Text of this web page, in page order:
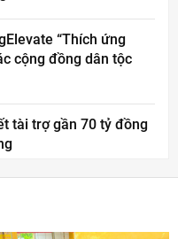
“Thích ứng
cộng đồng dân tộc
tài trợ gần 70 tỷ đồng